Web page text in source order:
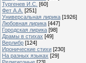
Тургенев И.С. [60]
Фет А.А. [251]
Универсальная лирика [1926]
Любовная лирика [447]
Городская лирика [98]
Драмы в стихах [49]
Верлибр [124]
Иронические стихи [230]
На разных языках [29]